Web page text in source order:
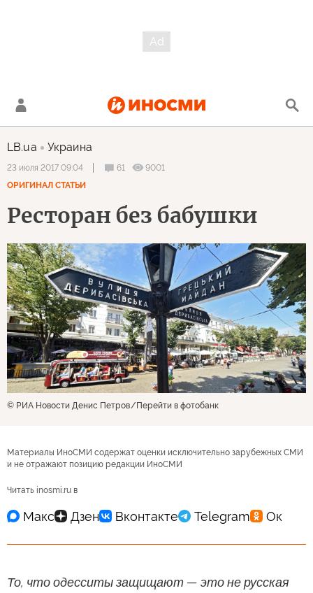
LB.ua Украина
23 июля 2017 09:04 61
9001
ОРИГИНАЛ СТАТЬИ
Ресторан без бабушки
© РИА Новости Денис Петров Перейти в фотобанк
Материалы ИноСМИ содержат оценки исключительно зарубежных СМИ
и не отражают позицию редакции ИноСМИ
Читать inosmi.ru в
То, что одесситы защищают — это не русская